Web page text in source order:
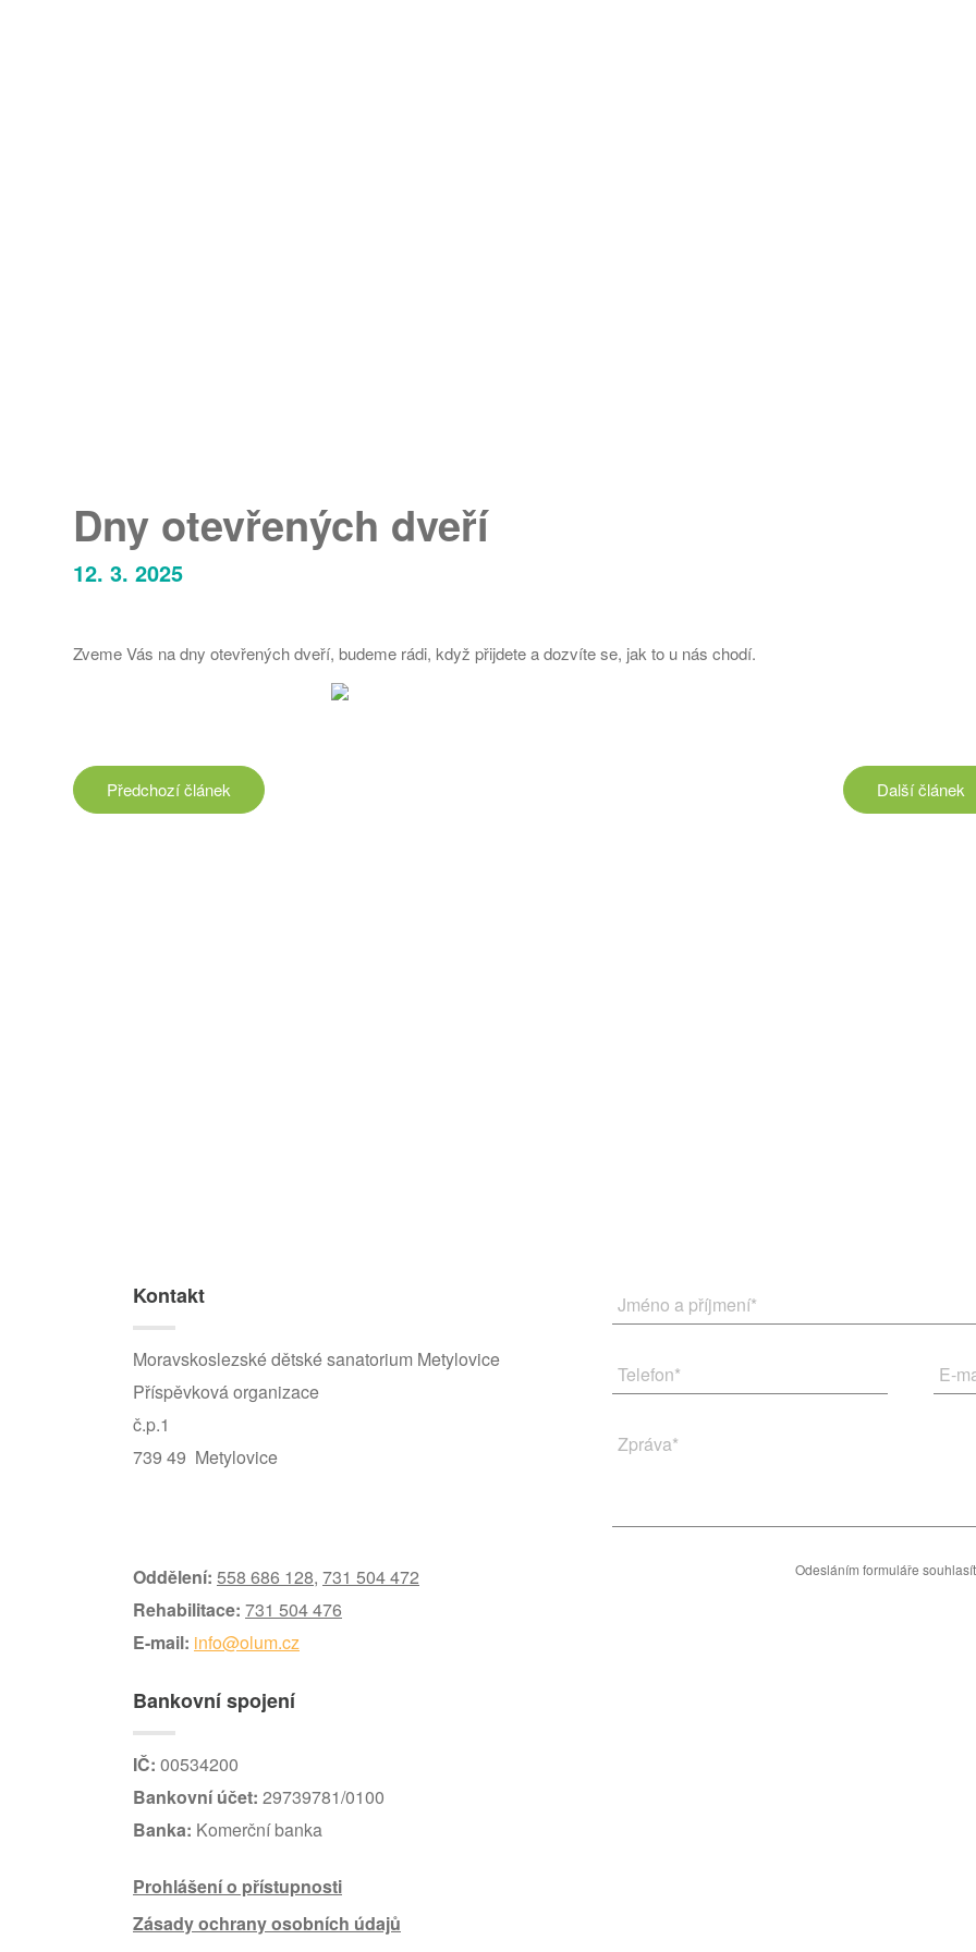
Dny otevřených dveří
12. 3. 2025
Zveme Vás na dny otevřených dveří, budeme rádi, když přijdete a dozvíte se, jak to u nás chodí.
Dalšíčlánek
Předchozíčlánek
Kontakt
Moravskoslezské dětské sanatorium Metylovice
Příspěvková organizace
č.p.1
739 49 Metylovice
Oddělení: 558 686 128, 731 504 472
Rehabilitace: 731 504 476
E-mail: info@olum.cz
Bankovní spojení
IČ: 00534200
Bankovní účet: 29739781/0100
Banka: Komerční banka
Prohlášení o přístupnosti
Zásady ochrany osobních údajů
Jméno a příjmení*
Telefon* E-
Zpráva*
Odesláním formuláře